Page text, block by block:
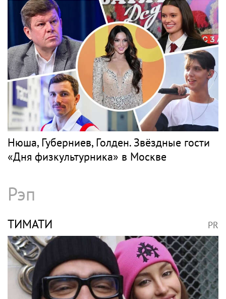
Нюша, Губерниев, Голден. Звёздные гости
«Дня физкультурника» в Москве
Рэп
ТИМАТИ PR